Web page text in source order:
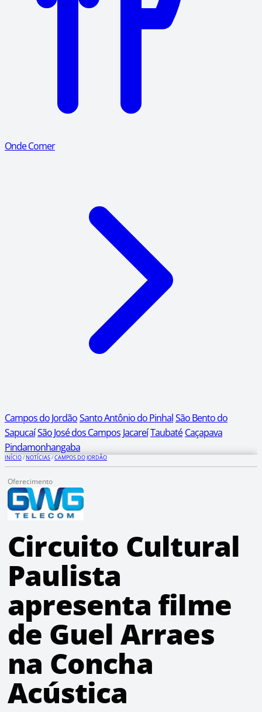
Onde Comer
Campos do JordãoSanto Antônio do PinhalSão Bento do
SapucaíSão José dos Campos JacareíTaubaté Caçapava
Pindamonhangaba
INÍCIO/NOTÍCIAS/CAMPOS DO JORDÃO
Oferecimento
Circuito Cultural
Paulista
apresenta filme
de Guel Arraes
na Concha
Acústica